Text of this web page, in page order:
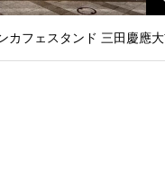
レストラン 蔵前店